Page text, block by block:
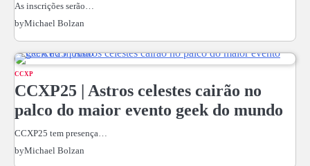
As inscrições serão…
byMichael Bolzan
CCXP
CCXP25 | Astros celestes cairão no
palco do maior evento geek do mundo
CCXP25 tem presença…
byMichael Bolzan